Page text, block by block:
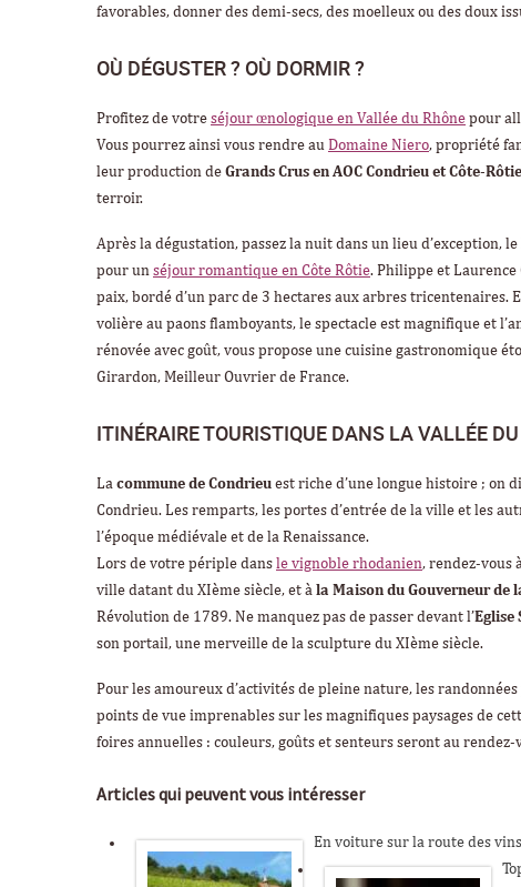
favorables, donner des demi-secs, des moelleux ou des doux
OÙ DÉGUSTER ? OÙ DORMIR ?
Profitez de votre séjour œnologique en Vallée du Rhône pour
Vous pourrez ainsi vous rendre au Domaine Niero, propriété
leur production de Grands Crus en AOC Condrieu et Côte-
terroir.
Après la dégustation, passez la nuit dans un lieu d’exception, le
pour un séjour romantique en Côte Rôtie. Philippe et
paix, bordé d’un parc de 3 hectares aux arbres tricentenaires.
volière au paons flamboyants, le spectacle est magnifique et
rénovée avec goût, vous propose une cuisine gastronomique
Girardon, Meilleur Ouvrier de France.
ITINÉRAIRE TOURISTIQUE DANS LA VALLÉE
La commune de Condrieu est riche d’une longue histoire ; on
Condrieu. Les remparts, les portes d’entrée de la ville et les
l’époque médiévale et de la Renaissance.
Lors de votre périple dans le vignoble rhodanien, rendez-vous
ville datant du XIème siècle, et à la Maison du Gouverneur de
Révolution de 1789. Ne manquez pas de passer devant l’Eglise
son portail, une merveille de la sculpture du XIème siècle.
Pour les amoureux d’activités de pleine nature, les
points de vue imprenables sur les magnifiques paysages de
foires annuelles : couleurs, goûts et senteurs seront au rendez-
Articles qui peuvent vous intéresser
En voiture sur la route des vins